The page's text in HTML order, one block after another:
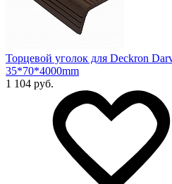
Торцевой уголок для Deckron
35*70*4000mm
1 104 руб.